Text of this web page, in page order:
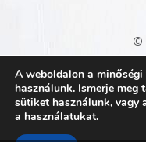
©
Adatkezelési
A weboldalon a
használunk. Ismerje
sütiket használunk, vagy
a használatukat.